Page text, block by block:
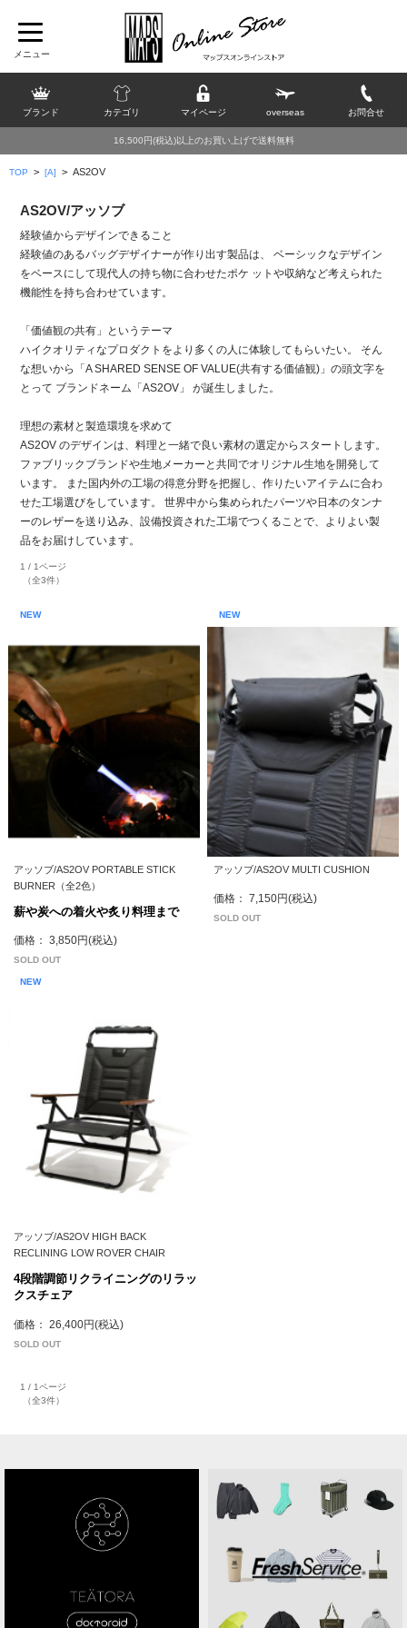
ブランド カテゴリ マイページ overseas お問合せ
16,500円(税込)以上のお買い上げで送料無料
TOP > [A] > AS2OV
AS2OV/アッソブ
経験値からデザインできること
経験値のあるバッグデザイナーが作り出す製品は、 ベーシックなデザイン
をベースにして現代人の持ち物に合わせたポケ ットや収納など考えられた
機能性を持ち合わせています。
「価値観の共有」というテーマ
ハイクオリティなプロダクトをより多くの人に体験してもらいたい。 そん
な想いから「A SHARED SENSE OF VALUE(共有する価値観)」の頭文字を
とって ブランドネーム「AS2OV」 が誕生しました。
理想の素材と製造環境を求めて
AS2OV のデザインは、料理と一緒で良い素材の選定からスタートします。
ファブリックブランドや生地メーカーと共同でオリジナル生地を開発して
います。 また国内外の工場の得意分野を把握し、作りたいアイテムに合わ
せた工場選びをしています。 世界中から集められたパーツや日本のタンナ
ーのレザーを送り込み、設備投資された工場でつくることで、よりよい製
品をお届けしています。
1 / 1ページ
（全3件）
NEW
アッソブ/AS2OV PORTABLE STICK
BURNER（全2色）
薪や炭への着火や炙り料理まで
価格： 3,850円(税込)
SOLD OUT
NEW
アッソブ/AS2OV MULTI CUSHION
価格： 7,150円(税込)
SOLD OUT
NEW
アッソブ/AS2OV HIGH BACK
RECLINING LOW ROVER CHAIR
4段階調節リクライニングのリラッ
クスチェア
価格： 26,400円(税込)
SOLD OUT
1 / 1ページ
（全3件）